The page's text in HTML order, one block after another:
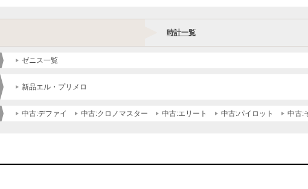
時計一覧
ゼニス一覧
新品エル・プリメロ
中古:デファイ 中古:クロノマスター 中古:エリート 中古:パイロット 中古: